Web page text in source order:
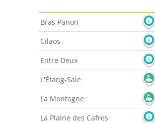
Bras Panon
Cilaos
Entre Deux
L'Étang-Salé
La Montagne
La Plaine des Cafres